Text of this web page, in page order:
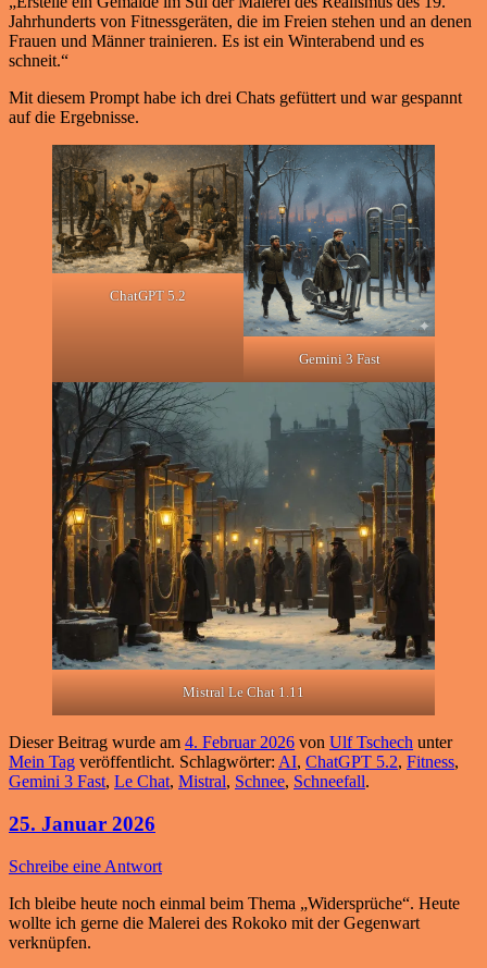
Jahrhunderts von Fitnessgeräten, die im Freien stehen und an denen
Frauen und Männer trainieren. Es ist ein Winterabend und es
schneit.“
Mit diesem Prompt habe ich drei Chats gefüttert und war gespannt
auf die Ergebnisse. ​
ChatGPT 5.2
Gemini 3 Fast
Mistral Le Chat 1.11
Dieser Beitrag wurde am 4. Februar 2026 von Ulf Tschech unter
Mein Tag veröffentlicht. Schlagwörter: AI, ChatGPT 5.2, Fitness,
Gemini 3 Fast, Le Chat, Mistral, Schnee, Schneefall.
25. Januar 2026
Schreibe eine Antwort
Ich bleibe heute noch einmal beim Thema „Widersprüche“. Heute
wollte ich gerne die Malerei des Rokoko mit der Gegenwart
verknüpfen.